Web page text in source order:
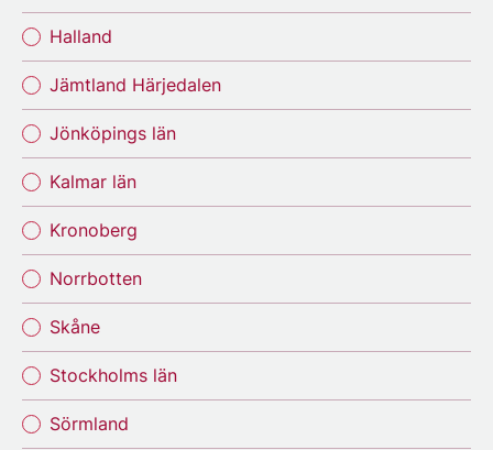
Halland
Jämtland Härjedalen
Jönköpings län
Kalmar län
Kronoberg
Norrbotten
Skåne
Stockholms län
Sörmland